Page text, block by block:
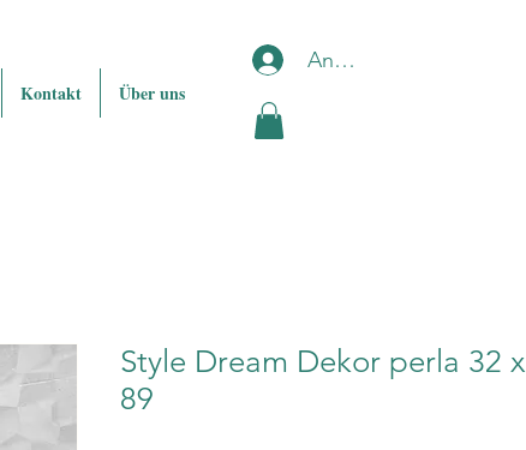
Kontakt Über uns
Anmelden
Style Dream Dekor perla 32 x
89